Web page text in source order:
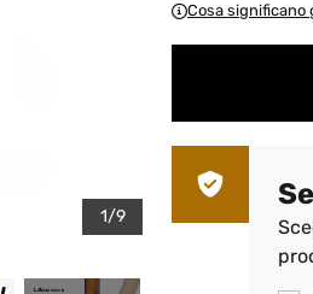
1/9
Cosa significano